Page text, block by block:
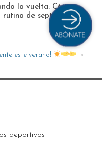
la vuelta: Cómo
rutina de septiembre
este verano!
deportivos